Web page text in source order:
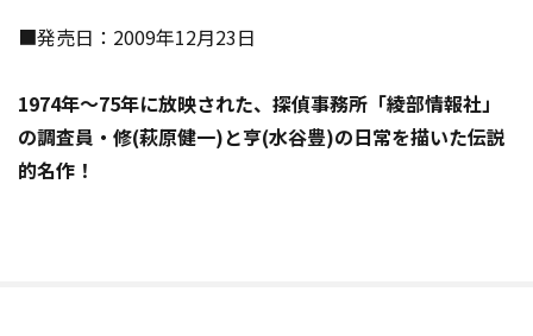
■発売日：2009年12月23日
1974年～75年に放映された、探偵事務所「綾部情報社」
の調査員・修(萩原健一)と亨(水谷豊)の日常を描いた伝説
的名作！